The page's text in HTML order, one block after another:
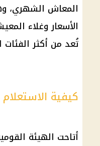
المعاش الشهري،
الأسعار وغلاء
تُعد من أكثر الفئات
كيفية
أتاحت الهيئة